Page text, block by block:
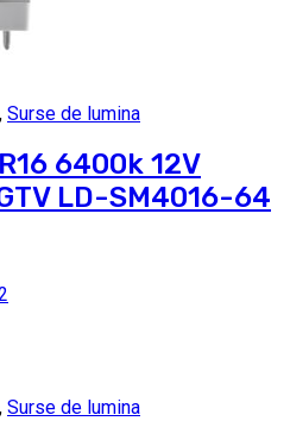
, Surse de lumina
6400k 12V
LD-SM4016-64
, Surse de lumina